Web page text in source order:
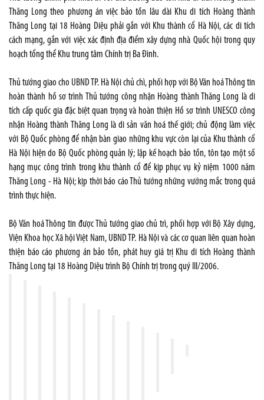
Thăng Long theo phương án việc bảo tồn lâu dài Khu di tích Hoàng thành
Thăng Long tại 18 Hoàng Diệu phải gắn với Khu thành cổ Hà Nội, các di tích
cách mạng, gắn với việc xác định địa điểm xây dựng nhà Quốc hội trong quy
hoạch tổng thể Khu trung tâm Chính trị Ba Đình.
Thủ tướng giao cho UBND TP. Hà Nội chủ chì, phối hợp với Bộ Văn hoá Thông tin
hoàn thành hồ sơ trình Thủ tướng công nhận Hoàng thành Thăng Long là di
tích cấp quốc gia đặc biệt quan trọng và hoàn thiện Hồ sơ trình UNESCO công
nhận Hoàng thành Thăng Long là di sản văn hoá thế giới; chủ động làm việc
với Bộ Quốc phòng để nhận bàn giao những khu vực còn lại của Khu thành cổ
Hà Nội hiện do Bộ Quốc phòng quản lý; lập kế hoạch bảo tồn, tôn tạo một số
hạng mục công trình trong khu thành cổ để kịp phục vụ kỷ niệm 1000 năm
Thăng Long - Hà Nội; kịp thời báo cáo Thủ tướng những vướng mắc trong quá
trình thực hiện.
Bộ Văn hoá Thông tin được Thủ tướng giao chủ trì, phối hợp với Bộ Xây dựng,
Viện Khoa học Xã hội Việt Nam, UBND TP. Hà Nội và các cơ quan liên quan hoàn
thiện báo cáo phương án bảo tồn, phát huy giá trị Khu di tích Hoàng thành
Thăng Long tại 18 Hoàng Diệu trình Bộ Chính trị trong quý III/2006.